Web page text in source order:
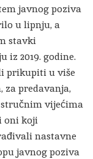
javnog poziva
u lipnju, a
stavki
2019. godine.
prikupiti u više
predavanja,
stručnim vijećima
oni koji
nastavne
javnog poziva